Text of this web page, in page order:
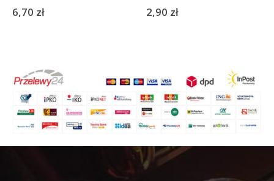
6,70 zł WYTRZYMAŁOŚĆ (215)
2,90 zł